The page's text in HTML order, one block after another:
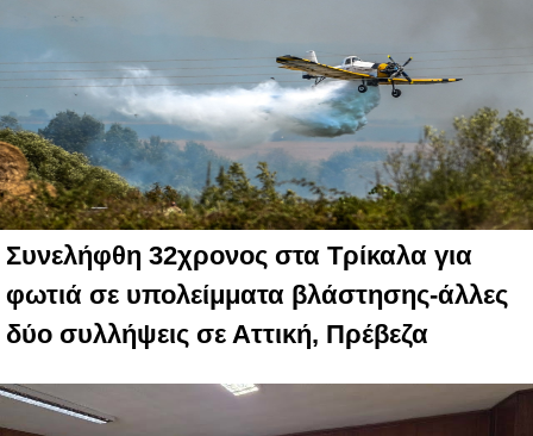
Συνελήφθη 32χρονος στα Τρίκαλα για
φωτιά σε υπολείμματα βλάστησης-άλλες
δύο συλλήψεις σε Αττική, Πρέβεζα